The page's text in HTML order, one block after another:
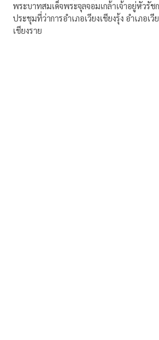
พระบาทสมเด็จพระจุลจอมเกล้าเจ้าอยู่หัวรั
ประชุมที่ว่าการอำเภอเวียงเชียงรุ้ง อำเภอเวี
เชียงราย